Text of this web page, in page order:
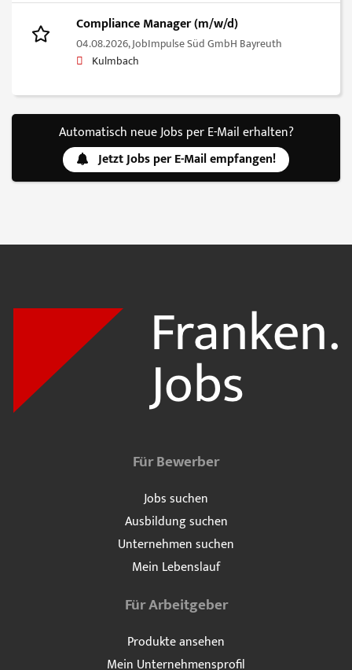
Compliance Manager (m/w/d)
04.08.2026,JobImpulse Süd GmbH Bayreuth
Kulmbach
Automatisch neue Jobs per E-Mail erhalten?
Jetzt Jobs per E-Mail empfangen!
Für Bewerber
Jobs suchen
Ausbildung suchen
Unternehmen suchen
Mein Lebenslauf
Für Arbeitgeber
Produkte ansehen
Mein Unternehmensprofil